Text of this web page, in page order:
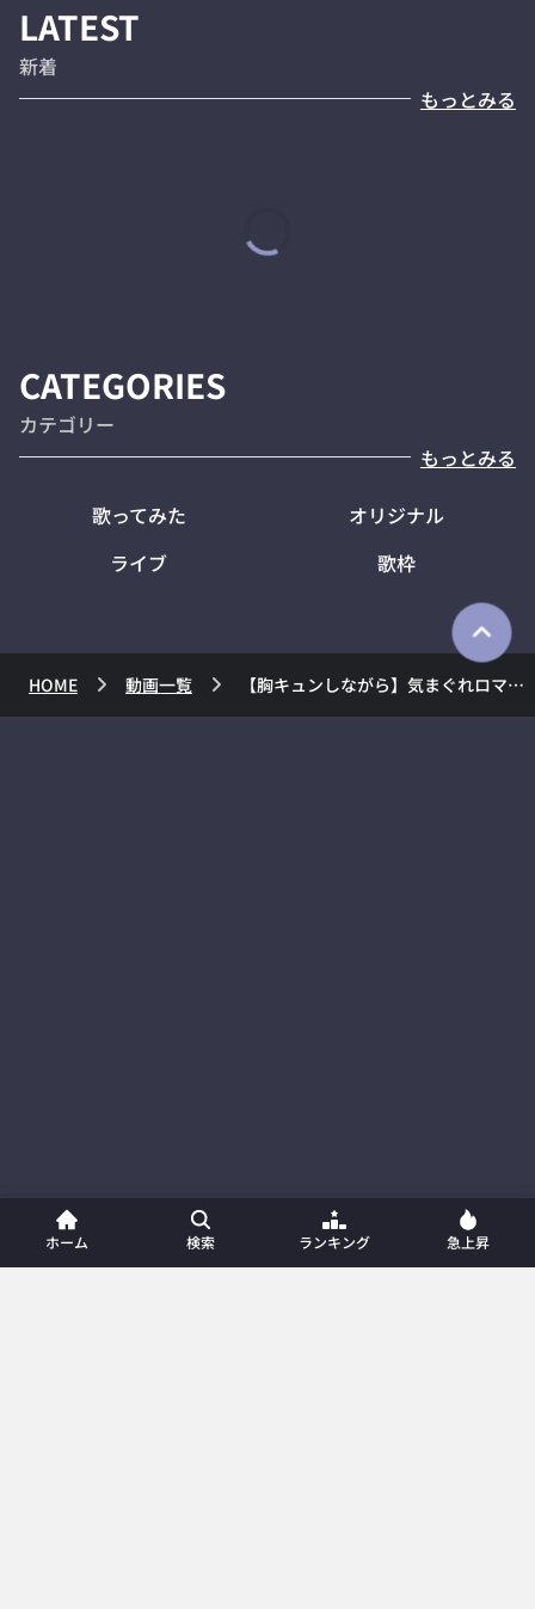
LATEST
新着
もっとみる
CATEGORIES
カテゴリー
もっとみる
歌ってみた
オリジナル
ライブ
歌枠
HOME 動画一覧 【胸キュンしながら】気まぐれロマンティック（cover)【歌ってみた/ときのそら】
ホーム 検索 ランキング 急上昇